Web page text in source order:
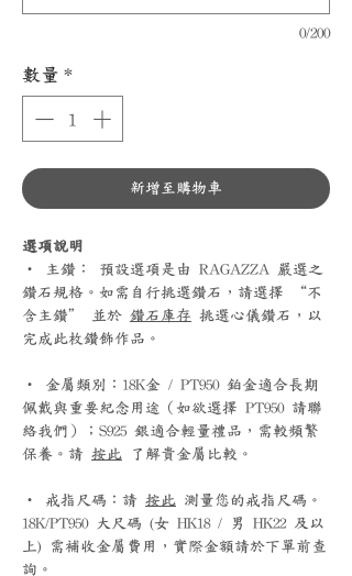
0/200
數量 *
新增至購物車
選項說明
‧ 主鑽： 預設選項是由 RAGAZZA 嚴選之
鑽石規格。如需自行挑選鑽石，請選擇 “不
含主鑽” 並於 鑽石庫存 挑選心儀鑽石，以
完成此枚鑽飾作品。
‧ 金屬類別：18K金 / PT950 鉑金適合長期
佩戴與重要紀念用途（如欲選擇 PT950 請聯
絡我們）；S925 銀適合輕量禮品，需較頻繁
保養。請 按此 了解貴金屬比較。
‧ 戒指尺碼：請 按此 測量您的戒指尺碼。
18K/PT950 大尺碼 (女 HK18 / 男 HK22 及以
上) 需補收金屬費用，實際金額請於下單前查
詢。